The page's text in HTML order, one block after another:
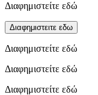
Διαφημιστείτε εδώ
Διαφημιστειτε εδω
Διαφημιστείτε εδώ
Διαφημιστείτε εδώ
Διαφημιστείτε εδώ